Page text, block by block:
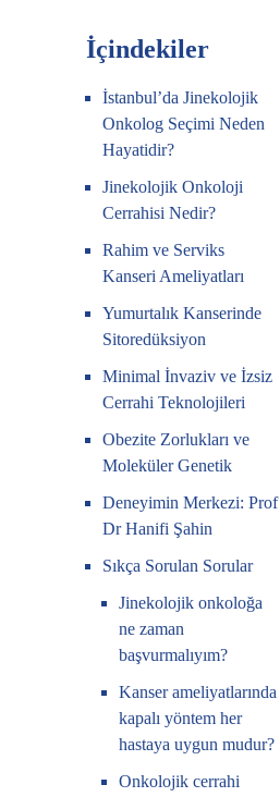
İçindekiler
İstanbul’da Jinekolojik
Onkolog Seçimi Neden
Hayatidir?
Jinekolojik Onkoloji
Cerrahisi Nedir?
Rahim ve Serviks
Kanseri Ameliyatları
Yumurtalık Kanserinde
Sitoredüksiyon
Minimal İnvaziv ve İzsiz
Cerrahi Teknolojileri
Obezite Zorlukları ve
Moleküler Genetik
Deneyimin Merkezi: Prof
Dr Hanifi Şahin
Sıkça Sorulan Sorular
Jinekolojik onkoloğa
ne zaman
başvurmalıyım?
Kanser ameliyatlarında
kapalı yöntem her
hastaya uygun mudur?
Onkolojik cerrahi